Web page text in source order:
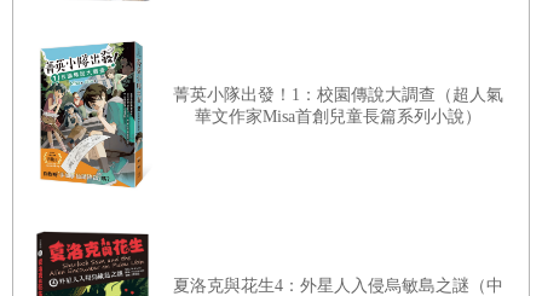
菁英小隊出發！1：校園傳說大調查（超人氣
華文作家Misa首創兒童長篇系列小說）
夏洛克與花生4：外星人入侵烏敏島之謎（中